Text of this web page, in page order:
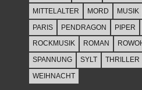
MITTELALTER
MORD MUSIK
PARIS
PENDRAGON PIPER
ROCKMUSIK
ROMAN
SPANNUNG
SYLT THRILLER
WEIHNACHT